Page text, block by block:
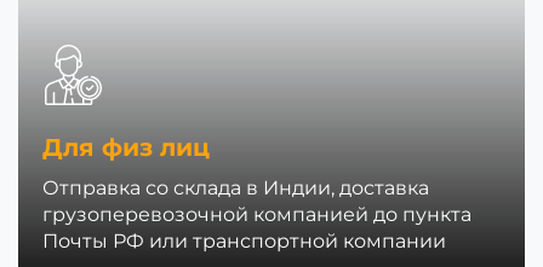
Для физ лиц
Отправка со склада в Индии, доставка
грузоперевозочной компанией до пункта
Почты РФ или транспортной компании